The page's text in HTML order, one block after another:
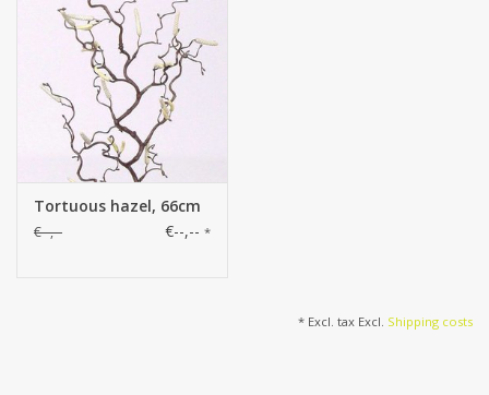
Wreaths
Tortuous hazel, 66cm
€--,-- €--,-- *
* Excl. tax Excl. Shipping costs